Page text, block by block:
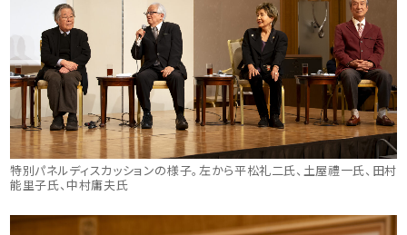
特別パネルディスカッションの様子。左から平松礼二氏、土屋禮一氏、田村
能里子氏、中村庸夫氏